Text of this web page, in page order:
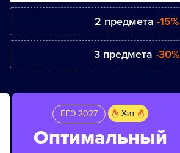
2 предмета -15%
3 предмета -30%
ЕГЭ 2027
Оптимальный